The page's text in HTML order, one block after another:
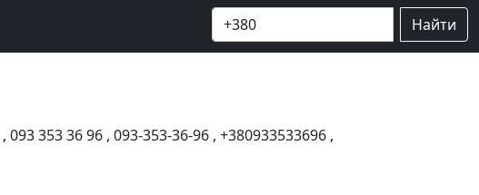
Найти
, 093 353 36 96 , 093-353-36-96 , +380933533696 ,